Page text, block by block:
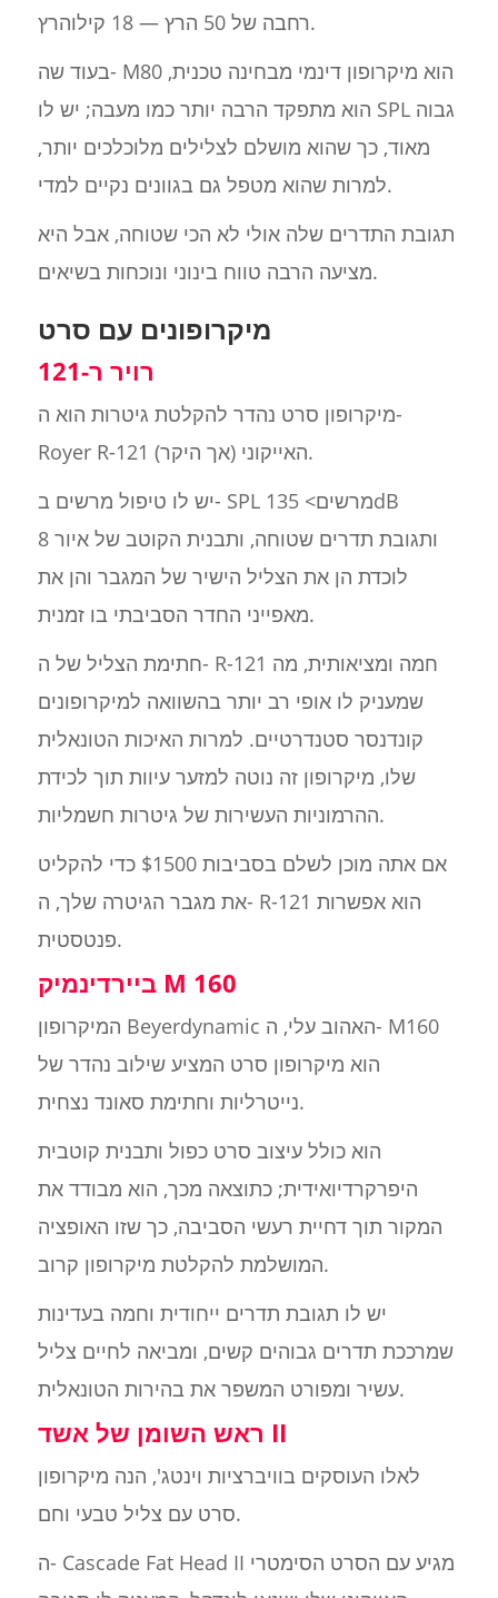
רחבה של 50 הרץ — 18 קילוהרץ.
בעוד שה- M80 הוא מיקרופון דינמי מבחינה טכנית,
הוא מתפקד הרבה יותר כמו מעבה; יש לו SPL גבוה
מאוד, כך שהוא מושלם לצלילים מלוכלכים יותר,
למרות שהוא מטפל גם בגוונים נקיים למדי.
תגובת התדרים שלה אולי לא הכי שטוחה, אבל היא
מציעה הרבה טווח בינוני ונוכחות בשיאים.
מיקרופונים עם סרט
רויר ר-121
מיקרופון סרט נהדר להקלטת גיטרות הוא ה-
Royer R-121 האייקוני (אך היקר).
יש לו טיפול מרשים ב- SPL מרשים> 135dB
ותגובת תדרים שטוחה, ותבנית הקוטב של איור 8
לוכדת הן את הצליל הישיר של המגבר והן את
מאפייני החדר הסביבתי בו זמנית.
חתימת הצליל של ה- R-121 חמה ומציאותית, מה
שמעניק לו אופי רב יותר בהשוואה למיקרופונים
קונדנסר סטנדרטיים. למרות האיכות הטונאלית
שלו, מיקרופון זה נוטה למזער עיוות תוך לכידת
ההרמוניות העשירות של גיטרות חשמליות.
אם אתה מוכן לשלם בסביבות $1500 כדי להקליט
את מגבר הגיטרה שלך, ה- R-121 הוא אפשרות
פנטסטית.
ביירדינמיק M 160
המיקרופון Beyerdynamic האהוב עלי, ה- M160
הוא מיקרופון סרט המציע שילוב נהדר של
נייטרליות וחתימת סאונד נצחית.
הוא כולל עיצוב סרט כפול ותבנית קוטבית
היפרקרדיואידית; כתוצאה מכך, הוא מבודד את
המקור תוך דחיית רעשי הסביבה, כך שזו האופציה
המושלמת להקלטת מיקרופון קרוב.
יש לו תגובת תדרים ייחודית וחמה בעדינות
שמרככת תדרים גבוהים קשים, ומביאה לחיים צליל
עשיר ומפורט המשפר את בהירות הטונאלית.
ראש השומן של אשד II
לאלו העוסקים בוויברציות וינטג', הנה מיקרופון
סרט עם צליל טבעי וחם.
ה- Cascade Fat Head II מגיע עם הסרט הסימטרי